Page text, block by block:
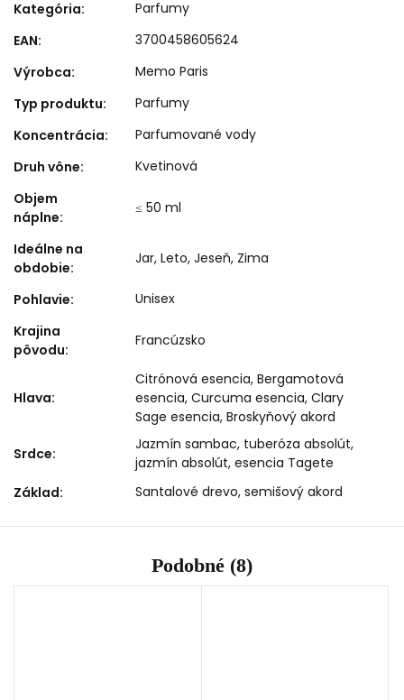
Kategória:
Parfumy
EAN:
3700458605624
Výrobca:
Memo Paris
Typ produktu:
Parfumy
Koncentrácia:
Parfumované vody
Druh vône:
Kvetinová
Objem
náplne:
≤ 50 ml
Ideálne na
obdobie:
Jar, Leto, Jeseň, Zima
Pohlavie:
Unisex
Krajina
pôvodu:
Francúzsko
Hlava:
Citrónová esencia, Bergamotová
esencia, Curcuma esencia, Clary
Sage esencia, Broskyňový akord
Srdce:
Jazmín sambac, tuberóza absolút,
jazmín absolút, esencia Tagete
Základ: Santalové drevo, semišový akord
Podobné (8)